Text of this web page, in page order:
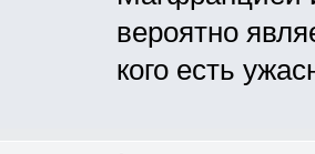
вероятно
кого есть